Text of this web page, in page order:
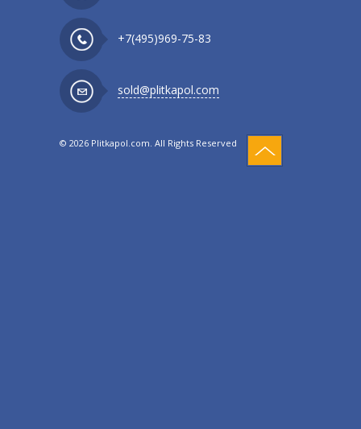
+7(495)969-75-83
sold@plitkapol.com
© 2026 Plitkapol.com. All Rights Reserved